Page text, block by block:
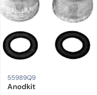
55989Q9
Anodkit